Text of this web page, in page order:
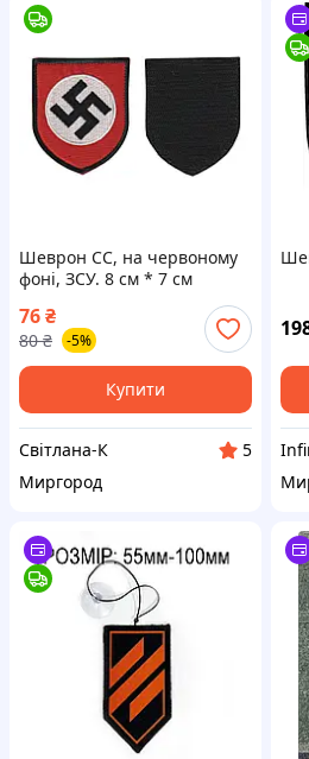
Шеврон СС, на червоному
фоні, ЗСУ. 8 см * 7 см
76₴
80 ₴ -5%
Купити
Свiтлана-К
5
Миргород